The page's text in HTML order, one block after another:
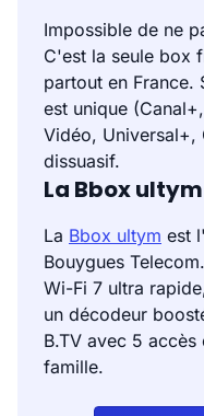
Impossible de ne
C'est la seule box
partout en France.
est unique
Vidéo, Universal+,
dissuasif.
La Bbox ultym
La Bbox ultym est
Bouygues
Wi-Fi 7 ultra
un décodeur
B.TV avec 5
famille.